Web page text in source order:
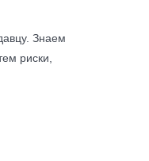
Знаем
риски,